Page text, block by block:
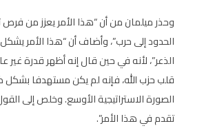
وحذر ميلمان من أن “هذا الأمر يعزز من
الحدود إلى حرب”، وأضاف أن “هذا الأمر
الذعر”، لأنه في حين قال إنه أظهر قدرة غير
قلب حزب الله، فإنه لم يكن مستهدفا بشكل
الصورة الاستراتيجية الأوسع. وخلص إلى
تقدم في هذا الأمر”.